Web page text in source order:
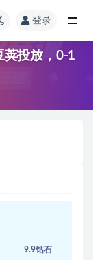
登录
荚投放，0-1
9.9钻石